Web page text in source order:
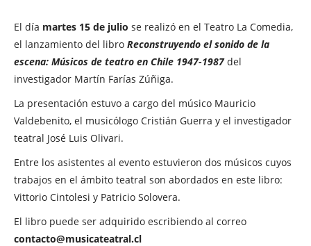
El día martes 15 de julio se realizó en el Teatro La Comedia,
el lanzamiento del libro Reconstruyendo el sonido de la
escena: Músicos de teatro en Chile 1947-1987del
investigador Martín Farías Zúñiga.
La presentación estuvo a cargo del músico Mauricio
Valdebenito, el musicólogo Cristián Guerra y el investigador
teatral José Luis Olivari.
Entre los asistentes al evento estuvieron dos músicos cuyos
trabajos en el ámbito teatral son abordados en este libro:
Vittorio Cintolesi y Patricio Solovera.
El libro puede ser adquirido escribiendo al correo
contacto@musicateatral.cl